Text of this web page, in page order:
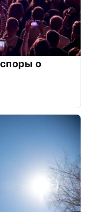
о